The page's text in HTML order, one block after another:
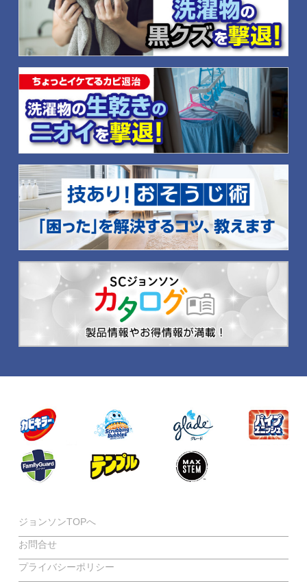
ジョンソンTOPへ
お問合せ
プライバシーポリシー